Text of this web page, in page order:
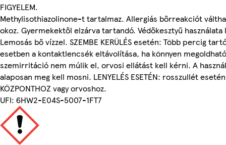
FIGYELEM.
Methylisothiazolinone-t tartalmaz. Allergiás bőrreakciót
okoz. Gyermekektől elzárva tartandó. Védőkesztyű használata
Lemosás bő vízzel. SZEMBE KERÜLÉS esetén: Több percig
esetben a kontaktlencsék eltávolítása, ha könnyen
szemirritáció nem múlik el, orvosi ellátást kell kérni. A
alaposan meg kell mosni. LENYELÉS ESETÉN: rosszullét
KÖZPONTHOZ vagy orvoshoz.
UFI: 6HW2-E04S-5007-1FT7